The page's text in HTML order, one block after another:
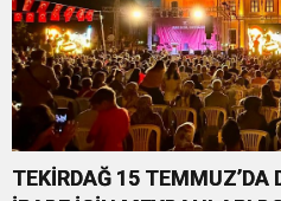
TEKİRDAĞ 15 TEMMUZ’DA